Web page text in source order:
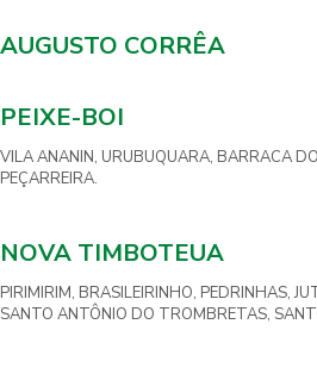
AUGUSTO CORRÊA
PEIXE-BOI
VILA ANANIN, URUBUQUARA, BARRACA
PEÇARREIRA.
NOVA TIMBOTEUA
PIRIMIRIM, BRASILEIRINHO, PEDRINHAS,
SANTO ANTÔNIO DO TROMBRETAS,